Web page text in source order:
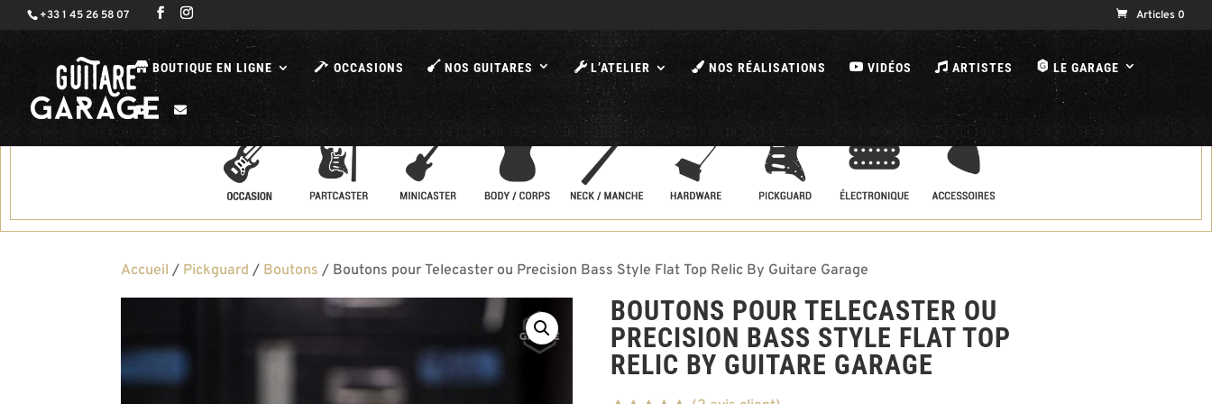
+33 1 45 26 58 07 Articles 0
BOUTIQUE EN LIGNE OCCASIONS A NOS GUITARES L’ATELIER NOS RÉALISATIONS VIDÉOS ARTISTES B LE GARAGE
Accueil / Pickguard / Boutons / Boutons pour Telecaster ou Precision Bass Style Flat Top Relic By Guitare Garage
BOUTONS POUR TELECASTER OU
PRECISION BASS STYLE FLAT TOP
RELIC BY GUITARE GARAGE